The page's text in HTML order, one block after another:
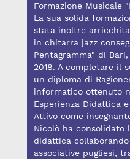
Formazione Musicale
La sua solida
stata inoltre
in chitarra jazz
Pentagramma" di
2018. A completare il
un diploma di
informatico ottenuto
Esperienza Didattica
Attivo come
Nicolò ha consolidato
didattica
associative pugliesi,